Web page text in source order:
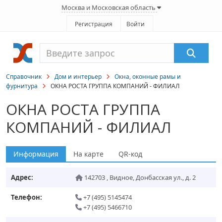
Москва и Московская область
Регистрация Войти
Справочник Дом и интерьер
Окна, оконные рамы и
фурнитура
ОКНА РОСТА ГРУППА КОМПАНИЙ - ФИЛИАЛ
ОКНА РОСТА ГРУППА
КОМПАНИЙ - ФИЛИАЛ
Информация На карте QR-код
Адрес: 142703 , Видное,Донбасская ул., д. 2
Телефон:
+7 (495) 5145474
+7 (495) 5466710